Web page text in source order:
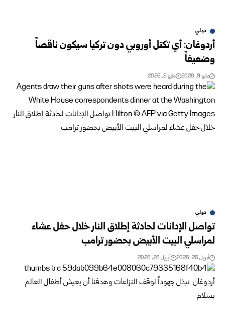
دولي
أردوغان: أي تكتل أوروبي دون تركيا سيكون ناقصاً
وضعيفاً
مايو 9, 2026 مايو 9, 2026
دولي
تواصل الإدانات لحادثة إطلاق النار خلال حفل عشاء
لمراسلي البيت الأبيض بحضور ترامب
أبريل 26, 2026 أبريل 26, 2026